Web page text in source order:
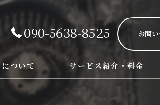
090-5638-8525 お問
ついて サービス紹介・料金
エアコン、レンジフード、お風